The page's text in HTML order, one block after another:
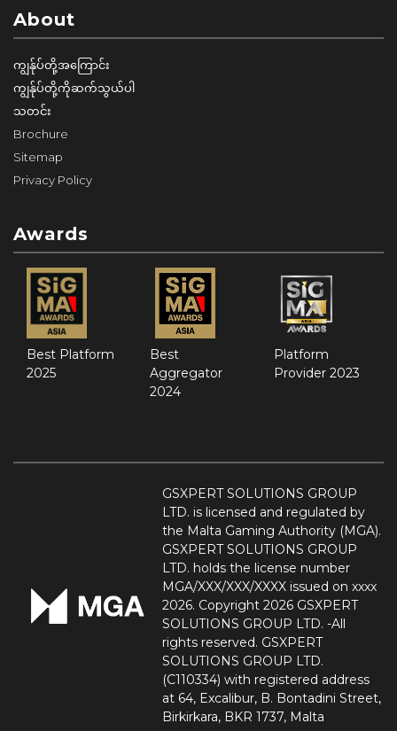
About
ကျွန်ုပ်တို့အကြောင်း
ကျွန်ုပ်တို့ကိုဆက်သွယ်ပါ
သတင်း
Brochure
Sitemap
Privacy Policy
Awards
Best Platform
2025
Best
Aggregator
2024
Platform
Provider 2023
GSXPERT SOLUTIONS GROUP
LTD. is licensed and regulated by
the Malta Gaming Authority (MGA).
GSXPERT SOLUTIONS GROUP
LTD. holds the license number
MGA/XXX/XXX/XXXX issued on xxxx
2026. Copyright 2026 GSXPERT
SOLUTIONS GROUP LTD. -All
rights reserved. GSXPERT
SOLUTIONS GROUP LTD.
(C110334) with registered address
at 64, Excalibur, B. Bontadini Street,
Birkirkara, BKR 1737, Malta